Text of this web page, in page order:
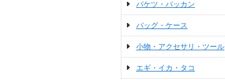
バケツ・バッカン
バッグ・ケース
小物・アクセサリ・ツール
エギ・イカ・タコ